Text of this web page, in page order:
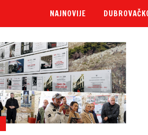
NAJNOVIJE